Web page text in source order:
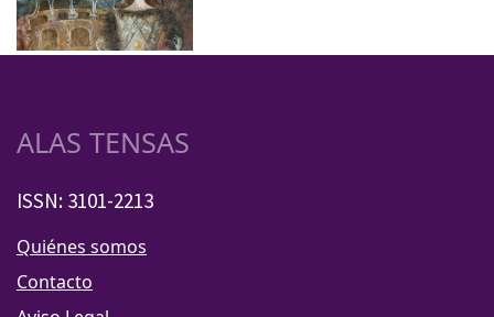
ALAS TENSAS
ISSN: 3101-2213
Quiénes somos
Contacto